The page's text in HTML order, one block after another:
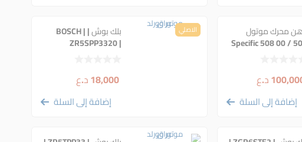
محرك موتول
Specific 508 00 /
د.ع
إضافة إلى السلة
الاصلي بلك بوش | BOSCH |
ZR5SPP3320 |
18,000د.ع
إضافة إلى السلة